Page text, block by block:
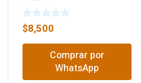
$8,500
Comprar por
WhatsApp